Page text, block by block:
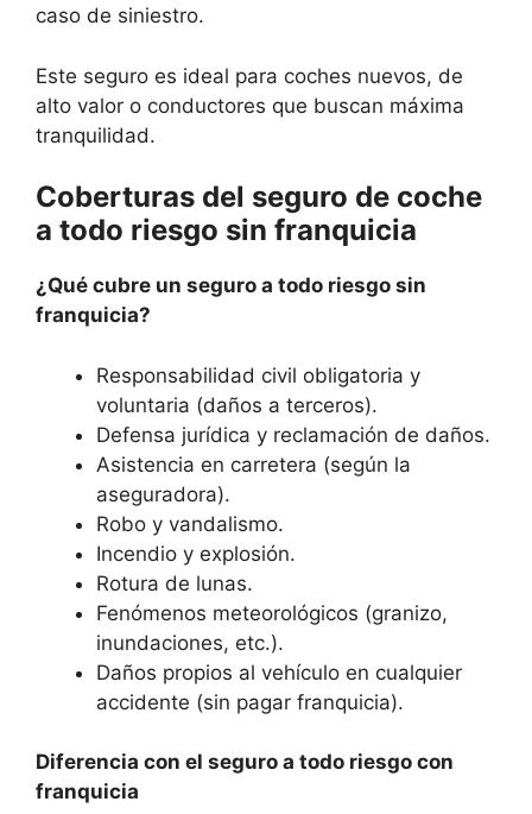
caso de siniestro.
Este seguro es ideal para coches nuevos, de
alto valor o conductores que buscan máxima
tranquilidad.
Coberturas del seguro de coche
a todo riesgo sin franquicia
¿Qué cubre un seguro a todo riesgo sin
franquicia?
Responsabilidad civil obligatoria y
voluntaria (daños a terceros).
Defensa jurídica y reclamación de daños.
Asistencia en carretera (según la
aseguradora).
Robo y vandalismo.
Incendio y explosión.
Rotura de lunas.
Fenómenos meteorológicos (granizo,
inundaciones, etc.).
Daños propios al vehículo en cualquier
accidente (sin pagar franquicia).
Diferencia con el seguro a todo riesgo con
franquicia